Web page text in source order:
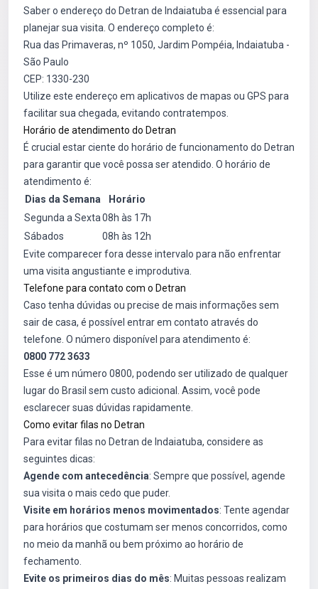
Saber o endereço do Detran de Indaiatuba é essencial para
planejar sua visita. O endereço completo é:
Rua das Primaveras, nº 1050, Jardim Pompéia, Indaiatuba -
São Paulo
CEP: 1330-230
Utilize este endereço em aplicativos de mapas ou GPS para
facilitar sua chegada, evitando contratempos.
Horário de atendimento do Detran
É crucial estar ciente do horário de funcionamento do Detran
para garantir que você possa ser atendido. O horário de
atendimento é:
Dias da Semana
Horário
Segunda a Sexta08h às 17h
Sábados
08h às 12h
Evite comparecer fora desse intervalo para não enfrentar
uma visita angustiante e improdutiva.
Telefone para contato com o Detran
Caso tenha dúvidas ou precise de mais informações sem
sair de casa, é possível entrar em contato através do
telefone. O número disponível para atendimento é:
0800 772 3633
Esse é um número 0800, podendo ser utilizado de qualquer
lugar do Brasil sem custo adicional. Assim, você pode
esclarecer suas dúvidas rapidamente.
Como evitar filas no Detran
Para evitar filas no Detran de Indaiatuba, considere as
seguintes dicas:
Agende com antecedência: Sempre que possível, agende
sua visita o mais cedo que puder.
Visite em horários menos movimentados: Tente agendar
para horários que costumam ser menos concorridos, como
no meio da manhã ou bem próximo ao horário de
fechamento.
Evite os primeiros dias do mês: Muitas pessoas realizam